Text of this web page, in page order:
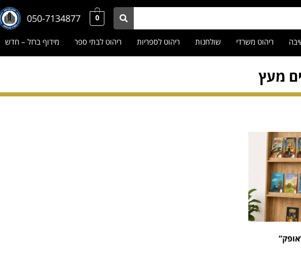
0
050-7134877
ריהוט משרדי שולחנות ריהוט לספריות ריהוט לבתי ספר מידוף ברזל – חדש
מעץ